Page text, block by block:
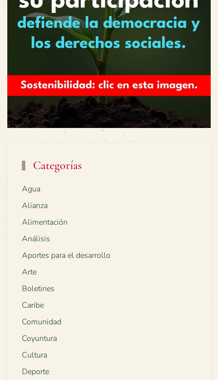
Categorías
Agua
Alianza
Alimentación
Análisis
Aportes para el desarrollo
Arte
Boletines
Caribe
Comunidad
Coyuntura
Cultura
Deporte